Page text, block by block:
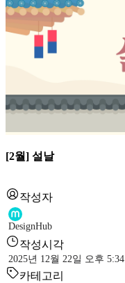
[2월] 설날
작성자
DesignHub
작성시각
2025년 12월 22일 오후 5:34
카테고리